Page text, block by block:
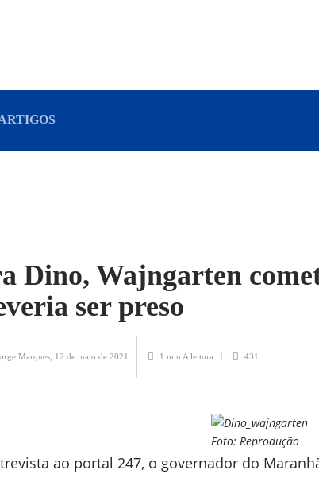
Dino, Wajngarten
ser preso
Marques 12 de maio de 2021 1 min A leitura 431
Foto: Reprodução
ao portal 247, o governador do